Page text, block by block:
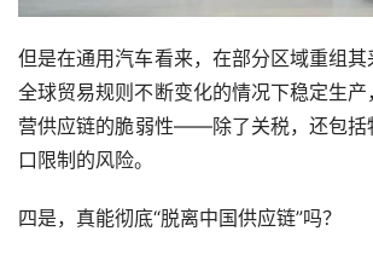
但是在通用汽车看来，在部分区域重组
全球贸易规则不断变化的情况下稳定生
营供应链的脆弱性——除了关税，还包括
口限制的风险。
四是，真能彻底“脱离中国供应链”吗？